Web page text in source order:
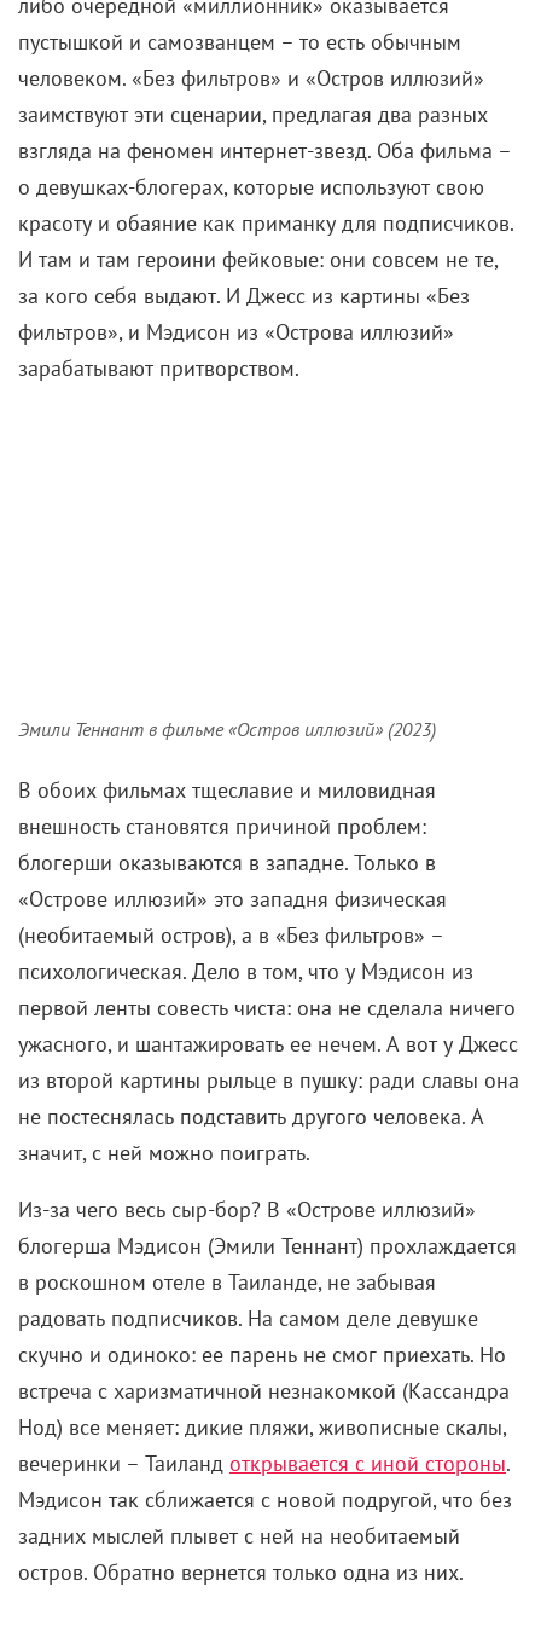
Эмили Теннант в фильме «Остров иллюзий» (2023)
В обоих фильмах тщеславие и миловидная
внешность становятся причиной проблем:
блогерши оказываются в западне. Только в
блогерша Мэдисон (Эмили Теннант) прохлаждается
в роскошном отеле в Таиланде, не забывая
радовать подписчиков. На самом деле девушке
скучно и одиноко: ее парень не смог приехать. Но
встреча с харизматичной незнакомкой (Кассандра
Нод) все меняет: дикие пляжи, живописные скалы,
вечеринки – Таиландоткрывается с иной стороны
Мэдисон так сближается с новой подругой, что без
задних мыслей плывет с ней на необитаемый
остров. Обратно вернется только одна из них.
Даниэль Баркер в фильме «Без фильтров» (2023)
«Без фильтров» – история блогерши-неудачницы
Джесс, которая никак не может пробиться в топы.
Хотя контент у нее что надо: девушка откликается